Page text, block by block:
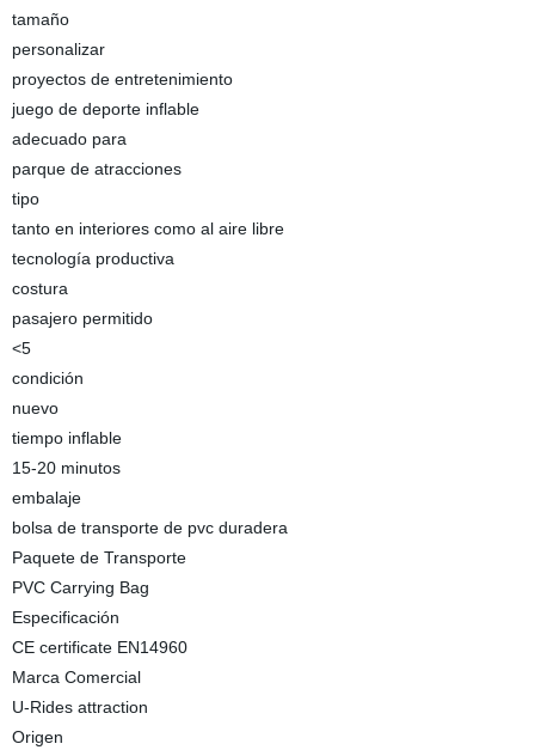
tamaño
personalizar
proyectos de entretenimiento
juego de deporte inflable
adecuado para
parque de atracciones
tipo
tanto en interiores como al aire libre
tecnología productiva
costura
pasajero permitido
<5
condición
nuevo
tiempo inflable
15-20 minutos
embalaje
bolsa de transporte de pvc duradera
Paquete de Transporte
PVC Carrying Bag
Especificación
CE certificate EN14960
Marca Comercial
U-Rides attraction
Origen